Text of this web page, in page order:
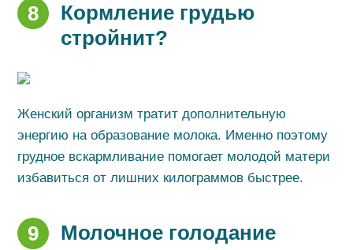
8
Кормление грудью
стройнит?
Женский организм тратит дополнительную
энергию на образование молока. Именно поэтому
грудное вскармливание помогает молодой матери
избавиться от лишних килограммов быстрее.
9 Молочное голодание